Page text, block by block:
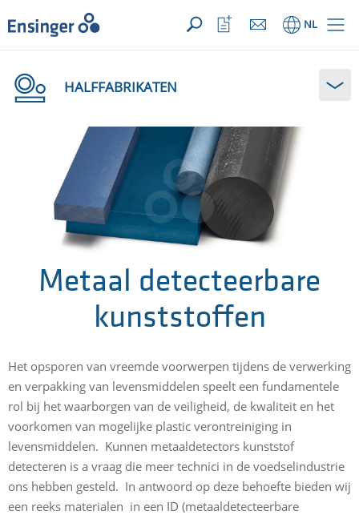
UW aanvraag ({{productCount}} Produkten)OPEN
Startpagina NL
Bekijk
favorietenlijst
HALFFABRIKATEN
Metaal detecteerbare
kunststoffen
Het opsporen van vreemde voorwerpen tijdens de verwerking
en verpakking van levensmiddelen speelt een fundamentele
rol bij het waarborgen van de veiligheid, de kwaliteit en het
voorkomen van mogelijke plastic verontreiniging in
levensmiddelen. Kunnen metaaldetectors kunststof
detecteren is a vraag die meer technici in de voedselindustrie
ons hebben gesteld. In antwoord op deze behoefte bieden wij
een reeks materialen in een ID (metaaldetecteerbare